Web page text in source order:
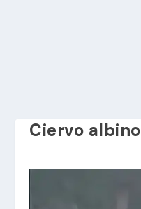
Ciervo albino